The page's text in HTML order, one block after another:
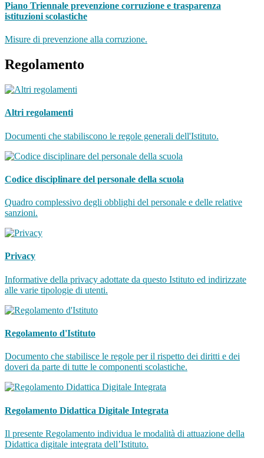
Piano Triennale prevenzione corruzione e trasparenza
istituzioni scolastiche
Misure di prevenzione alla corruzione.
Regolamento
Altri regolamenti
Documenti che stabiliscono le regole generali dell'Istituto.
Codice disciplinare del personale della scuola
Quadro complessivo degli obblighi del personale e delle relative
sanzioni.
Privacy
Informative della privacy adottate da questo Istituto ed indirizzate
alle varie tipologie di utenti.
Regolamento d'Istituto
Documento che stabilisce le regole per il rispetto dei diritti e dei
doveri da parte di tutte le componenti scolastiche.
Regolamento Didattica Digitale Integrata
Il presente Regolamento individua le modalità di attuazione della
Didattica digitale integrata dell’Istituto.